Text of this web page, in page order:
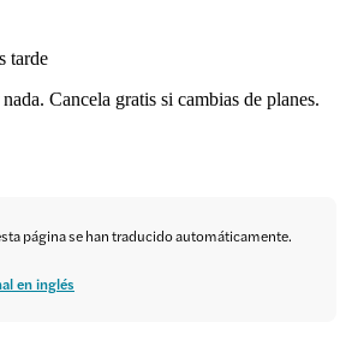
tarde
Cancela gratis si cambias de planes.
página se han traducido automáticamente.
en inglés